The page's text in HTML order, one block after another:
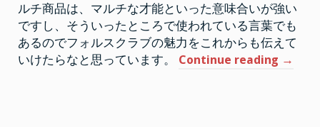
ルチ商品は、マルチな才能といった意味合いが強い
ですし、そういったところで使われている言葉でも
あるのでフォルスクラブの魅力をこれからも伝えて
いけたらなと思っています。 Continue reading “フ
→